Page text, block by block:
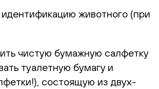
животного (при
чистую бумажную салфетку
туалетную бумагу и
состоящую из двух-